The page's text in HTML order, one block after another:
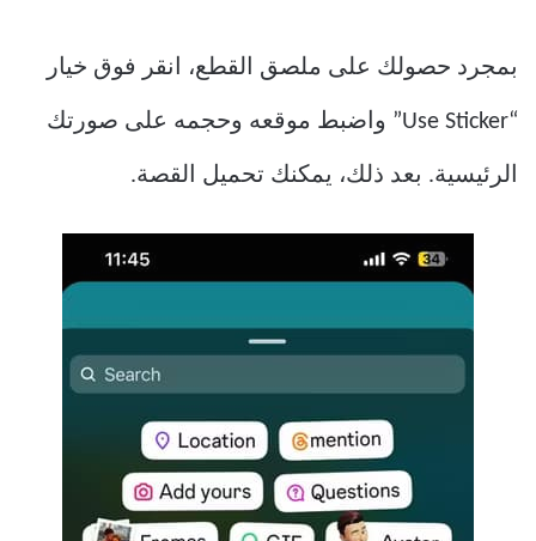
بمجرد حصولك على ملصق القطع، انقر فوق خيار
“Use Sticker” واضبط موقعه وحجمه على صورتك
الرئيسية. بعد ذلك، يمكنك تحميل القصة.